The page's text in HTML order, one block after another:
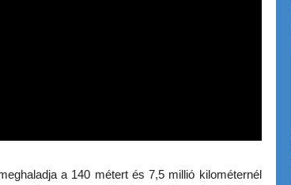
a 140 métert és 7,5 millió kilométernél